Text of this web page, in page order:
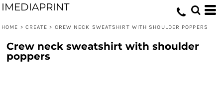
IMEDIAPRINT
HOME > CREATE > CREW NECK SWEATSHIRT WITH SHOULDER POPPERS
Crew neck sweatshirt with shoulder
poppers